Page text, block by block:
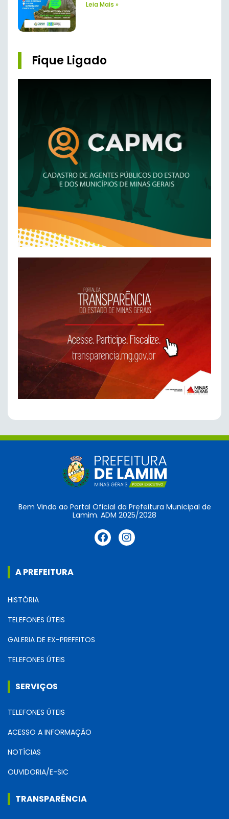
Leia Mais »
Fique Ligado
Bem Vindo ao Portal Oficial da Prefeitura Municipal de
Lamim. ADM 2025/2028
A PREFEITURA
HISTÓRIA
TELEFONES ÚTEIS
GALERIA DE EX-PREFEITOS
TELEFONES ÚTEIS
SERVIÇOS
TELEFONES ÚTEIS
ACESSO A INFORMAÇÃO
NOTÍCIAS
OUVIDORIA/E-SIC
TRANSPARÊNCIA